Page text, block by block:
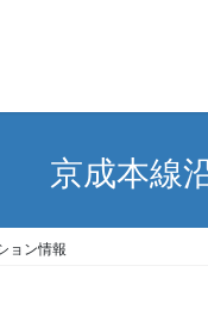
京成本線
ョン情報